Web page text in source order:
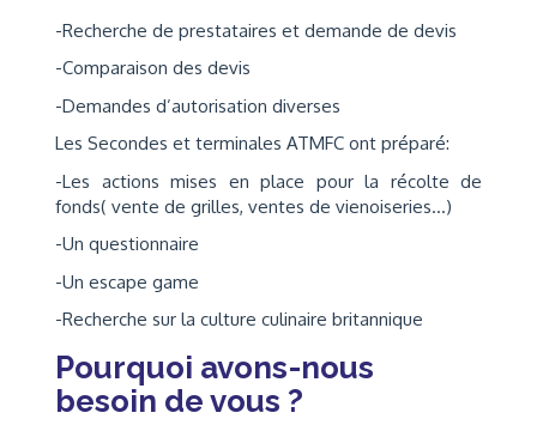
-Recherche de prestataires et demande de devis
-Comparaison des devis
-Demandes d’autorisation diverses
Les Secondes et terminales ATMFC ont préparé:
-Les actions mises en place pour la récolte de
fonds( vente de grilles, ventes de vienoiseries…)
-Un questionnaire
-Un escape game
-Recherche sur la culture culinaire britannique
Pourquoi avons-nous
besoin de vous ?